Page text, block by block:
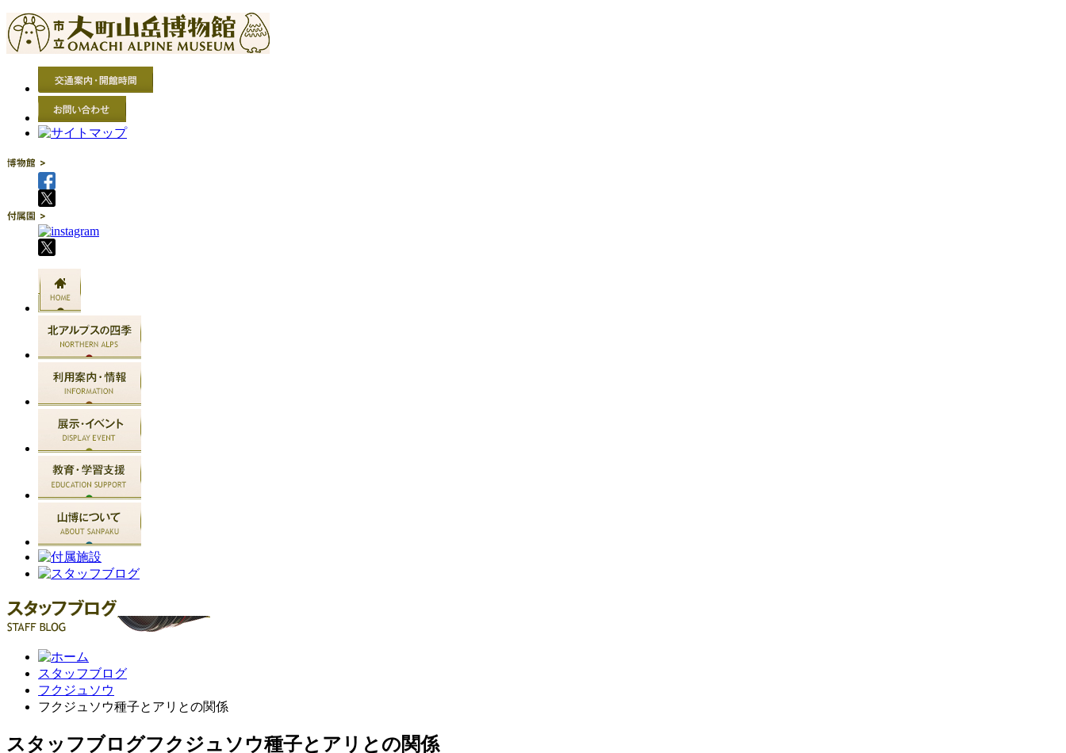
スタッフブログ
フクジュソウ
フクジュソウ種子とアリとの関係
スタッフブログフクジュソウ種子とアリとの関係